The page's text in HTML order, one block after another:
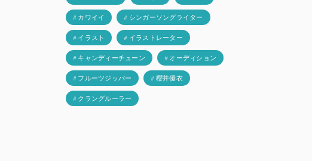
# カワイイ # シンガーソングライター
# イラスト # イラストレーター
# キャンディーチューン # オーディション
# フルーツジッパー # 櫻井優衣
# クラングルーラー